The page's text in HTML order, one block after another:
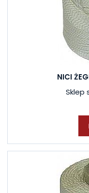
NICI
Sklep